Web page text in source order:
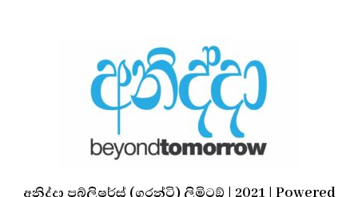
අනිද්දා පබ්ලිෂර්ස් (ගරන්ටි) ලිමිටඞ් | 2021 | Powered